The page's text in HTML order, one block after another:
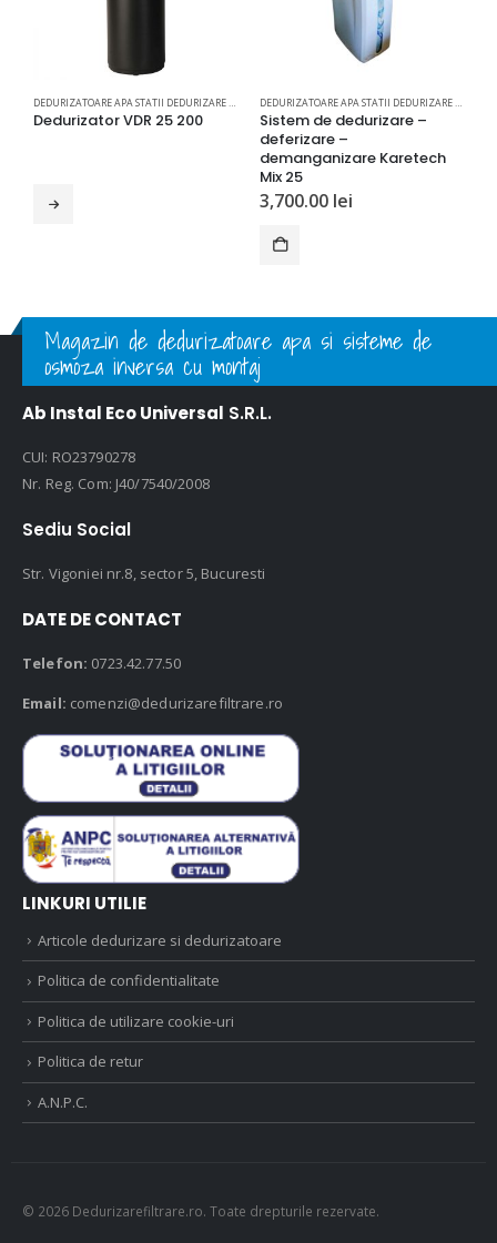
DEDURIZATOARE APA STATII DEDURIZARE APA
Dedurizator VDR 25 200
DEDURIZATOARE APA STATII DEDURIZARE APA
Sistem de dedurizare –
deferizare –
demanganizare Karetech
Mix 25
3,700.00 lei
Magazin de dedurizatoare apa si sisteme de
osmoza inversa cu montaj
Ab Instal Eco Universal S.R.L.
CUI: RO23790278
Nr. Reg. Com: J40/7540/2008
Sediu Social
Str. Vigoniei nr.8, sector 5, Bucuresti
DATE DE CONTACT
Telefon: 0723.42.77.50
Email: comenzi@dedurizarefiltrare.ro
LINKURI UTILIE
Articole dedurizare si dedurizatoare
Politica de confidentialitate
Politica de utilizare cookie-uri
Politica de retur
A.N.P.C.
© 2026 Dedurizarefiltrare.ro. Toate drepturile rezervate.